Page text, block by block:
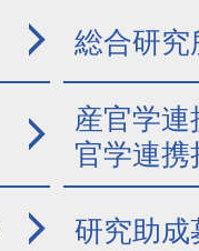
総合研究
産官学
官学連携
研究助成